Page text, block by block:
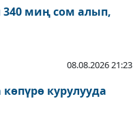
миң сом алып,
08.08.2026 21:23
курулууда